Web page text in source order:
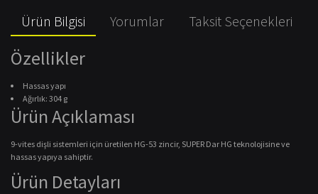
Ürün Bilgisi Yorumlar Taksit Seçenekleri
Özellikler
Hassas yapı
Ağırlık: 304 g
Ürün Açıklaması
9-vites dişli sistemleri için üretilen HG-53 zincir, SUPER Dar HG teknolojisine ve
hassas yapıya sahiptir.
Ürün Detayları